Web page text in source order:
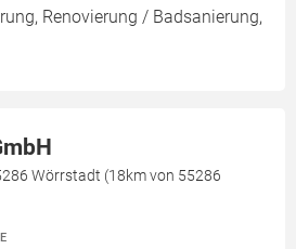
Renovierung / Badsanierung,
Wörrstadt (18km von 55286